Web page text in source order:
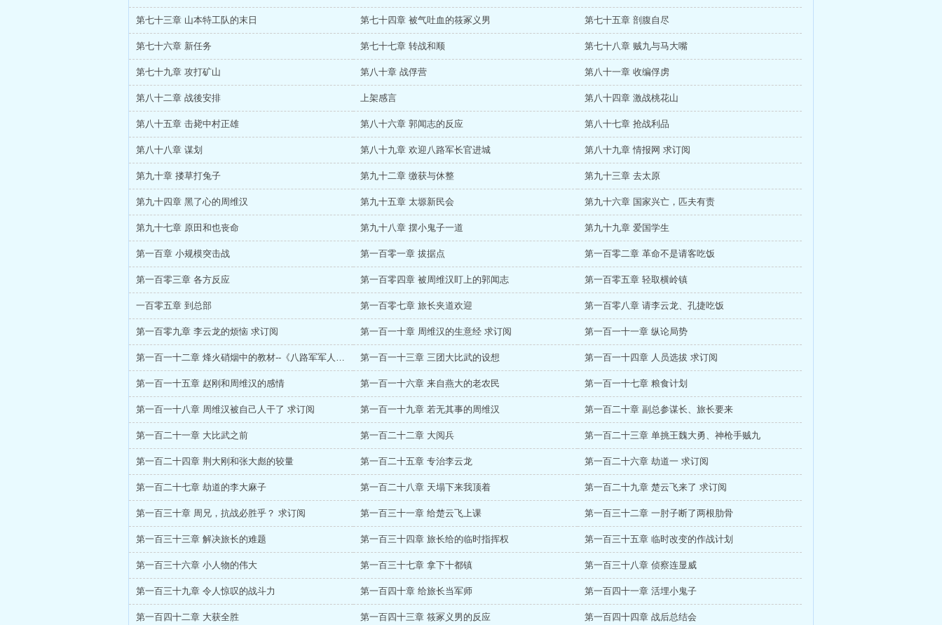
第七十三章 山本特工队的末日 第七十四章 被气吐血的筱冢义男 第七十五章 剖腹自尽
第七十六章 新任务 第七十七章 转战和顺 第七十八章 贼九与马大嘴
第七十九章 攻打矿山 第八十章 战俘营 第八十一章 收编俘虏
第八十二章 战後安排 上架感言 第八十四章 激战桃花山
第八十五章 击毙中村正雄 第八十六章 郭闻志的反应 第八十七章 抢战利品
第八十八章 谋划 第八十九章 欢迎八路军长官进城 第八十九章 情报网 求订阅
第九十章 搂草打兔子 第九十二章 缴获与休整 第九十三章 去太原
第九十四章 黑了心的周维汉 第九十五章 太塬新民会 第九十六章 国家兴亡，匹夫有责
第九十七章 原田和也丧命 第九十八章 摆小鬼子一道 第九十九章 爱国学生
第一百章 小规模突击战 第一百零一章 拔据点 第一百零二章 革命不是请客吃饭
第一百零三章 各方反应 第一百零四章 被周维汉盯上的郭闻志 第一百零五章 轻取横岭镇
一百零五章 到总部 第一百零七章 旅长夹道欢迎 第一百零八章 请李云龙、孔捷吃饭
第一百零九章 李云龙的烦恼 求订阅 第一百一十章 周维汉的生意经 求订阅 第一百一十一章 纵论局势
第一百一十二章 烽火硝烟中的教材--《八路军军人必读》 第一百一十三章 三团大比武的设想 第一百一十四章 人员选拔 求订阅
第一百一十五章 赵刚和周维汉的感情 第一百一十六章 来自燕大的老农民 第一百一十七章 粮食计划
第一百一十八章 周维汉被自己人干了 求订阅 第一百一十九章 若无其事的周维汉 第一百二十章 副总参谋长、旅长要来
第一百二十一章 大比武之前 第一百二十二章 大阅兵 第一百二十三章 单挑王魏大勇、神枪手贼九
第一百二十四章 荆大刚和张大彪的较量 第一百二十五章 专治李云龙 第一百二十六章 劫道一 求订阅
第一百二十七章 劫道的李大麻子 第一百二十八章 天塌下来我顶着 第一百二十九章 楚云飞来了 求订阅
第一百三十章 周兄，抗战必胜乎？ 求订阅 第一百三十一章 给楚云飞上课 第一百三十二章 一肘子断了两根肋骨
第一百三十三章 解决旅长的难题 第一百三十四章 旅长给的临时指挥权 第一百三十五章 临时改变的作战计划
第一百三十六章 小人物的伟大 第一百三十七章 拿下十都镇 第一百三十八章 侦察连显威
第一百三十九章 令人惊叹的战斗力 第一百四十章 给旅长当军师 第一百四十一章 活埋小鬼子
第一百四十二章 大获全胜 第一百四十三章 筱冢义男的反应 第一百四十四章 战后总结会